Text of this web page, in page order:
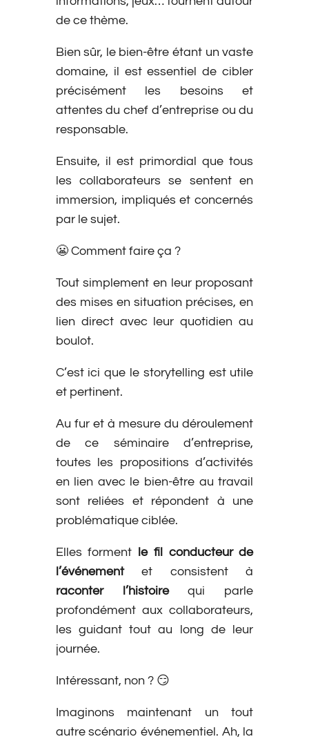
de ce thème.
Bien sûr, le bien-être étant un vaste
domaine, il est essentiel de cibler
précisément les besoins et
attentes du chef d’entreprise ou du
responsable.
Ensuite, il est primordial que tous
les collaborateurs se sentent en
immersion, impliqués et concernés
par le sujet.
😬 Comment faire ça ?
Tout simplement en leur proposant
des mises en situation précises, en
lien direct avec leur quotidien au
boulot.
C’est ici que le storytelling est utile
et pertinent.
Au fur et à mesure du déroulement
de ce séminaire d’entreprise,
toutes les propositions d’activités
en lien avec le bien-être au travail
sont reliées et répondent à une
problématique ciblée.
Elles forment le fil conducteur de
l’événementet consistent à
raconter l’histoirequi parle
profondément aux collaborateurs,
les guidant tout au long de leur
journée.
Intéressant, non ? 😏
Imaginons maintenant un tout
autre scénario événementiel. Ah, la